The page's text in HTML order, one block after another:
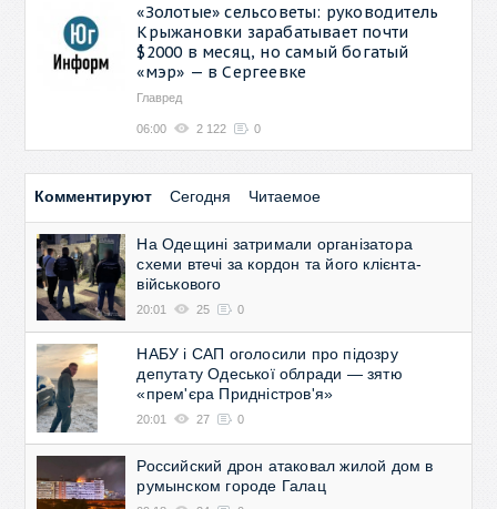
«Золотые» сельсоветы: руководитель
Крыжановки зарабатывает почти
$2000 в месяц, но самый богатый
«мэр» — в Сергеевке
Главред
06:00 2 122 0
Комментируют Сегодня Читаемое
На Одещині затримали організатора
схеми втечі за кордон та його клієнта-
військового
20:01 25 0
НАБУ і САП оголосили про підозру
депутату Одеської облради — зятю
«прем'єра Придністров'я»
20:01 27 0
Российский дрон атаковал жилой дом в
румынском городе Галац